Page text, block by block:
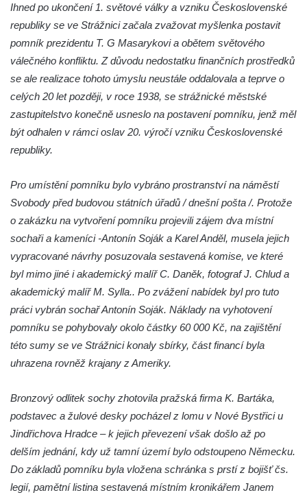
Socha Medvěd jeskynní v ZOO Hluboká
Socha Mamutí lebka v ZOO Hluboká
Socha Mamut srstnatý v ZOO Hluboká
Socha Orel v ZOO Hluboká
Socha Vydry si hrají v ZOO Hluboká
Socha Přátelství v ZOO Hluboká
Socha Matka příroda v ZOO Hluboká
Socha Lišky v ZOO Hluboká
Socha Kudlanka v ZOO Hluboká
Socha Vlčice s mládětem v ZOO Hluboká
Socha Rys číhající na srnu v ZOO Hluboká
Socha Orlice v ZOO Hluboká
Socha Tygr v ZOO Hluboká
Socha Kozorožec horský v ZOO Hluboká
Socha Včela v ZOO Hluboká
Socha Housenka v ZOO Hluboká
Socha Nosorožík v ZOO Hluboká
Socha Beruška v ZOO Hluboká
Socha Vážka v ZOO Hluboká
Socha Volavka v ZOO Hluboká
Flamingo trůn v ZOO Hluboká
Ihned po ukončení 1. světové války a vzniku Československé
republiky se ve Strážnici začala zvažovat myšlenka postavit
pomník prezidentu T. G Masarykovi a obětem světového
válečného konfliktu. Z důvodu nedostatku finančních prostředků
se ale realizace tohoto úmyslu neustále oddalovala a teprve o
celých 20 let později, v roce 1938, se strážnické městské
zastupitelstvo konečně usneslo na postavení pomníku, jenž měl
být odhalen v rámci oslav 20. výročí vzniku Československé
republiky.
Pro umístění pomníku bylo vybráno prostranství na náměstí
Svobody před budovou státních úřadů / dnešní pošta /. Protože
o zakázku na vytvoření pomníku projevili zájem dva místní
sochaři a kameníci -Antonín Soják a Karel Anděl, musela jejich
vypracované návrhy posuzovala sestavená komise, ve které
byl mimo jiné i akademický malíř C. Daněk, fotograf J. Chlud a
akademický malíř M. Sylla.. Po zvážení nabídek byl pro tuto
práci vybrán sochař Antonín Soják. Náklady na vyhotovení
pomníku se pohybovaly okolo částky 60 000 Kč, na zajištění
této sumy se ve Strážnici konaly sbírky, část financí byla
uhrazena rovněž krajany z Ameriky.
Bronzový odlitek sochy zhotovila pražská firma K. Bartáka,
podstavec a žulové desky pocházel z lomu v Nové Bystřici u
Jindřichova Hradce – k jejich převezení však došlo až po
delším jednání, kdy už tamní území bylo odstoupeno Německu.
Do základů pomníku byla vložena schránka s prstí z bojišť čs.
legií, pamětní listina sestavená místním kronikářem Janem